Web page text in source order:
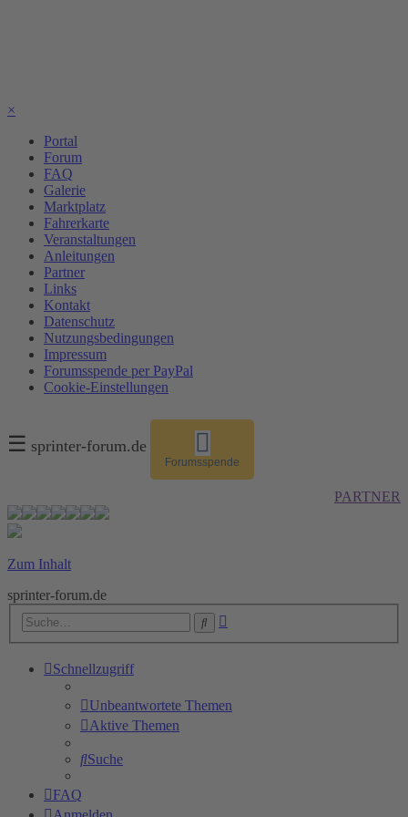
×
Portal
Forum
FAQ
Galerie
Marktplatz
Fahrerkarte
Veranstaltungen
Anleitungen
Partner
Links
Kontakt
Datenschutz
Nutzungsbedingungen
Impressum
Forumsspende per PayPal
Cookie-Einstellungen
☰ sprinter-forum.de
Forumsspende
PARTNER
Zum Inhalt
sprinter-forum.de
Suche
Schnellzugriff
Unbeantwortete Themen
Aktive Themen
Suche
FAQ